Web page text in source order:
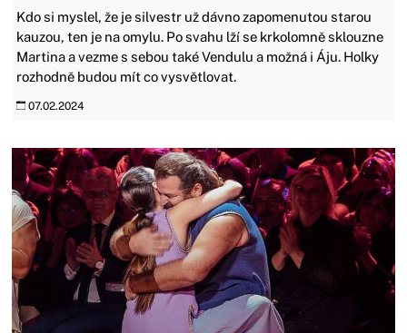
Kdo si myslel, že je silvestr už dávno zapomenutou starou
kauzou, ten je na omylu. Po svahu lží se krkolomně sklouzne
Martina a vezme s sebou také Vendulu a možná i Áju. Holky
rozhodně budou mít co vysvětlovat.
07.02.2024